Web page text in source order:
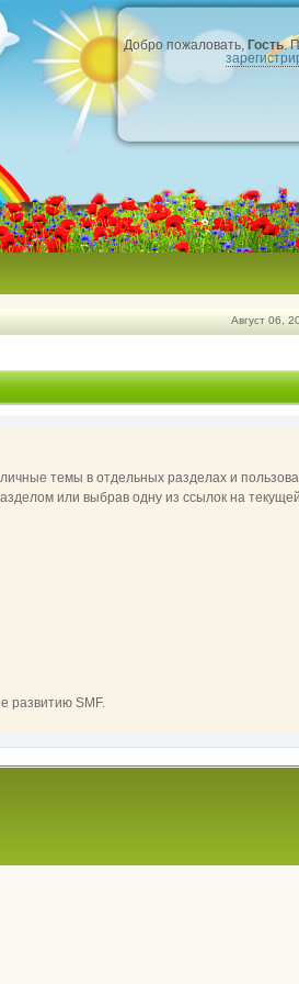
Добро пожаловать,Гость.
Август 06,
темы в отдельных разделах и
или выбрав одну из ссылок на
развитию SMF.